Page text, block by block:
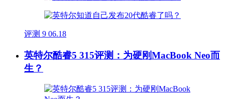
评测 9 06.18
英特尔酷睿5 315评测：为硬刚MacBook Neo而
生？